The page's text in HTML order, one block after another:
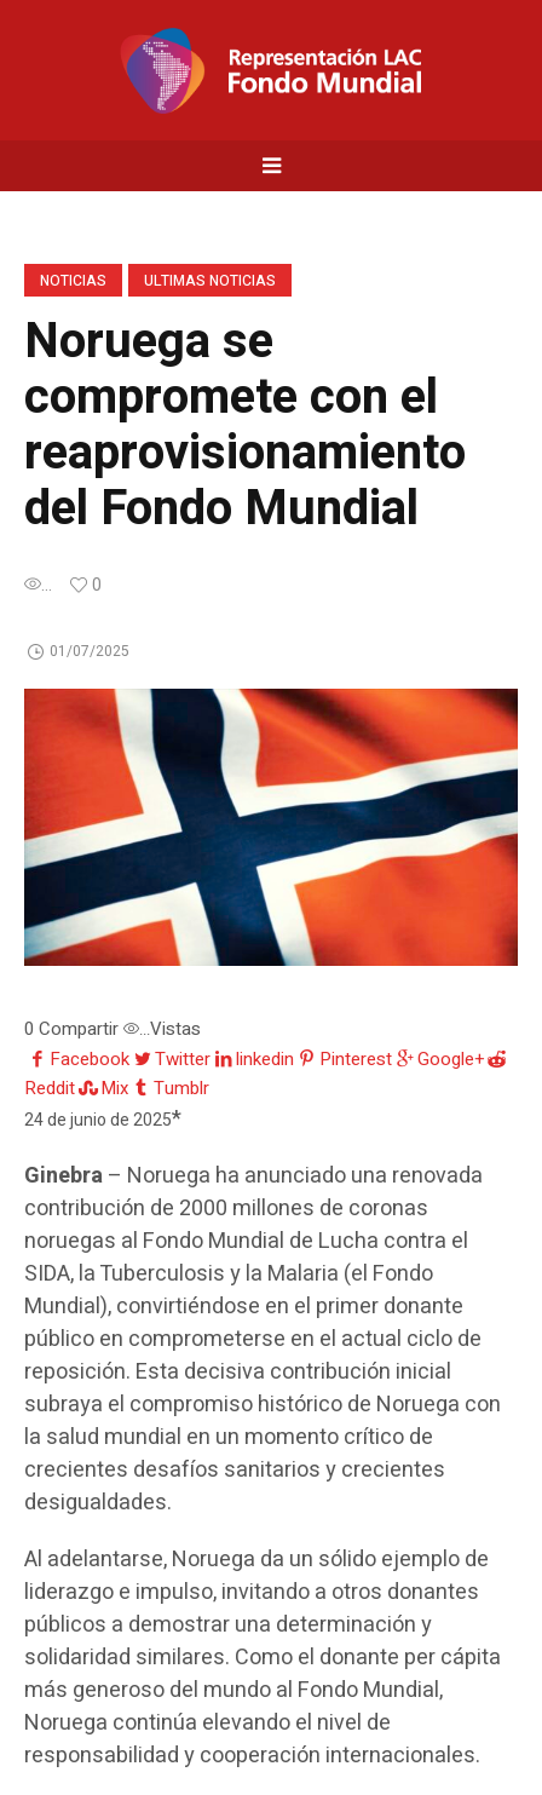
NOTICIAS ULTIMAS NOTICIAS
Noruega se
compromete con el
reaprovisionamiento
del Fondo Mundial
... 0
01/07/2025
0 Compartir ...Vistas
Facebook
Twitter linkedin Pinterest
Google+
Reddit
Mix Tumblr
24 de junio de 2025*
Ginebra– Noruega ha anunciado una renovada
contribución de 2000 millones de coronas
noruegas al Fondo Mundial de Lucha contra el
SIDA, la Tuberculosis y la Malaria (el Fondo
Mundial), convirtiéndose en el primer donante
público en comprometerse en el actual ciclo de
reposición. Esta decisiva contribución inicial
subraya el compromiso histórico de Noruega con
la salud mundial en un momento crítico de
crecientes desafíos sanitarios y crecientes
desigualdades.
Al adelantarse, Noruega da un sólido ejemplo de
liderazgo e impulso, invitando a otros donantes
públicos a demostrar una determinación y
solidaridad similares. Como el donante per cápita
más generoso del mundo al Fondo Mundial,
Noruega continúa elevando el nivel de
responsabilidad y cooperación internacionales.